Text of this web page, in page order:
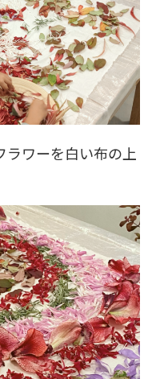
ラワーを白い布の上